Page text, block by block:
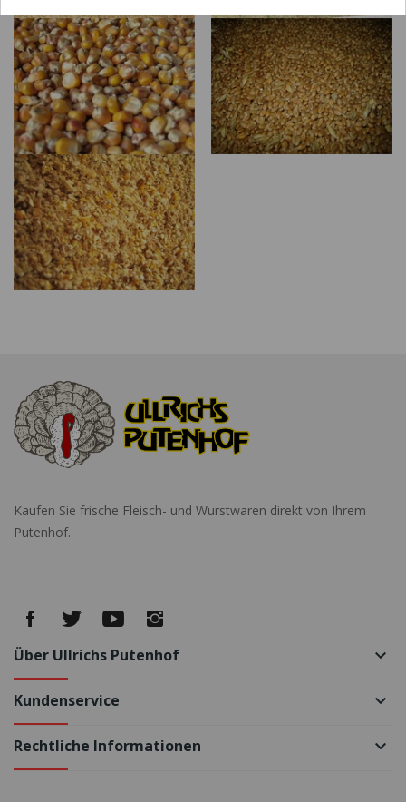
Kaufen Sie frische Fleisch- und Wurstwaren direkt von Ihrem
Putenhof.
Über Ullrichs Putenhof keyboard_arrow_down
Kundenservice keyboard_arrow_down
Rechtliche Informationen keyboard_arrow_down